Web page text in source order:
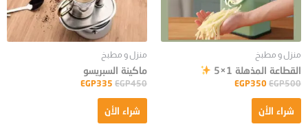
منزل و مطبخ
القطاعة المذهلة 1×5
EGP500
EGP350
شراء الأن
منزل و مطبخ
ماكينة السبريسو
EGP450
EGP335
شراء الأن